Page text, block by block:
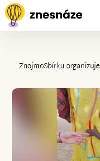
ZnojmoSbírku organizuje